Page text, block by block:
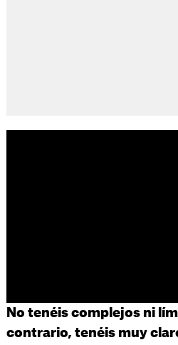
No tenéis complejos ni
contrario, tenéis muy